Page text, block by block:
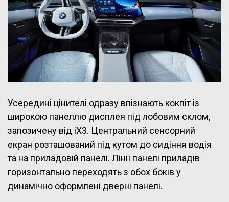
Усередині цінителі одразу впізнають кокпіт із
широкою панеллю дисплея під лобовим склом,
запозичену від iX3. Центральний сенсорний
екран розташований під кутом до сидіння водія
та на приладовій панелі. Лінії панелі приладів
горизонтально переходять з обох боків у
динамічно оформлені дверні панелі.